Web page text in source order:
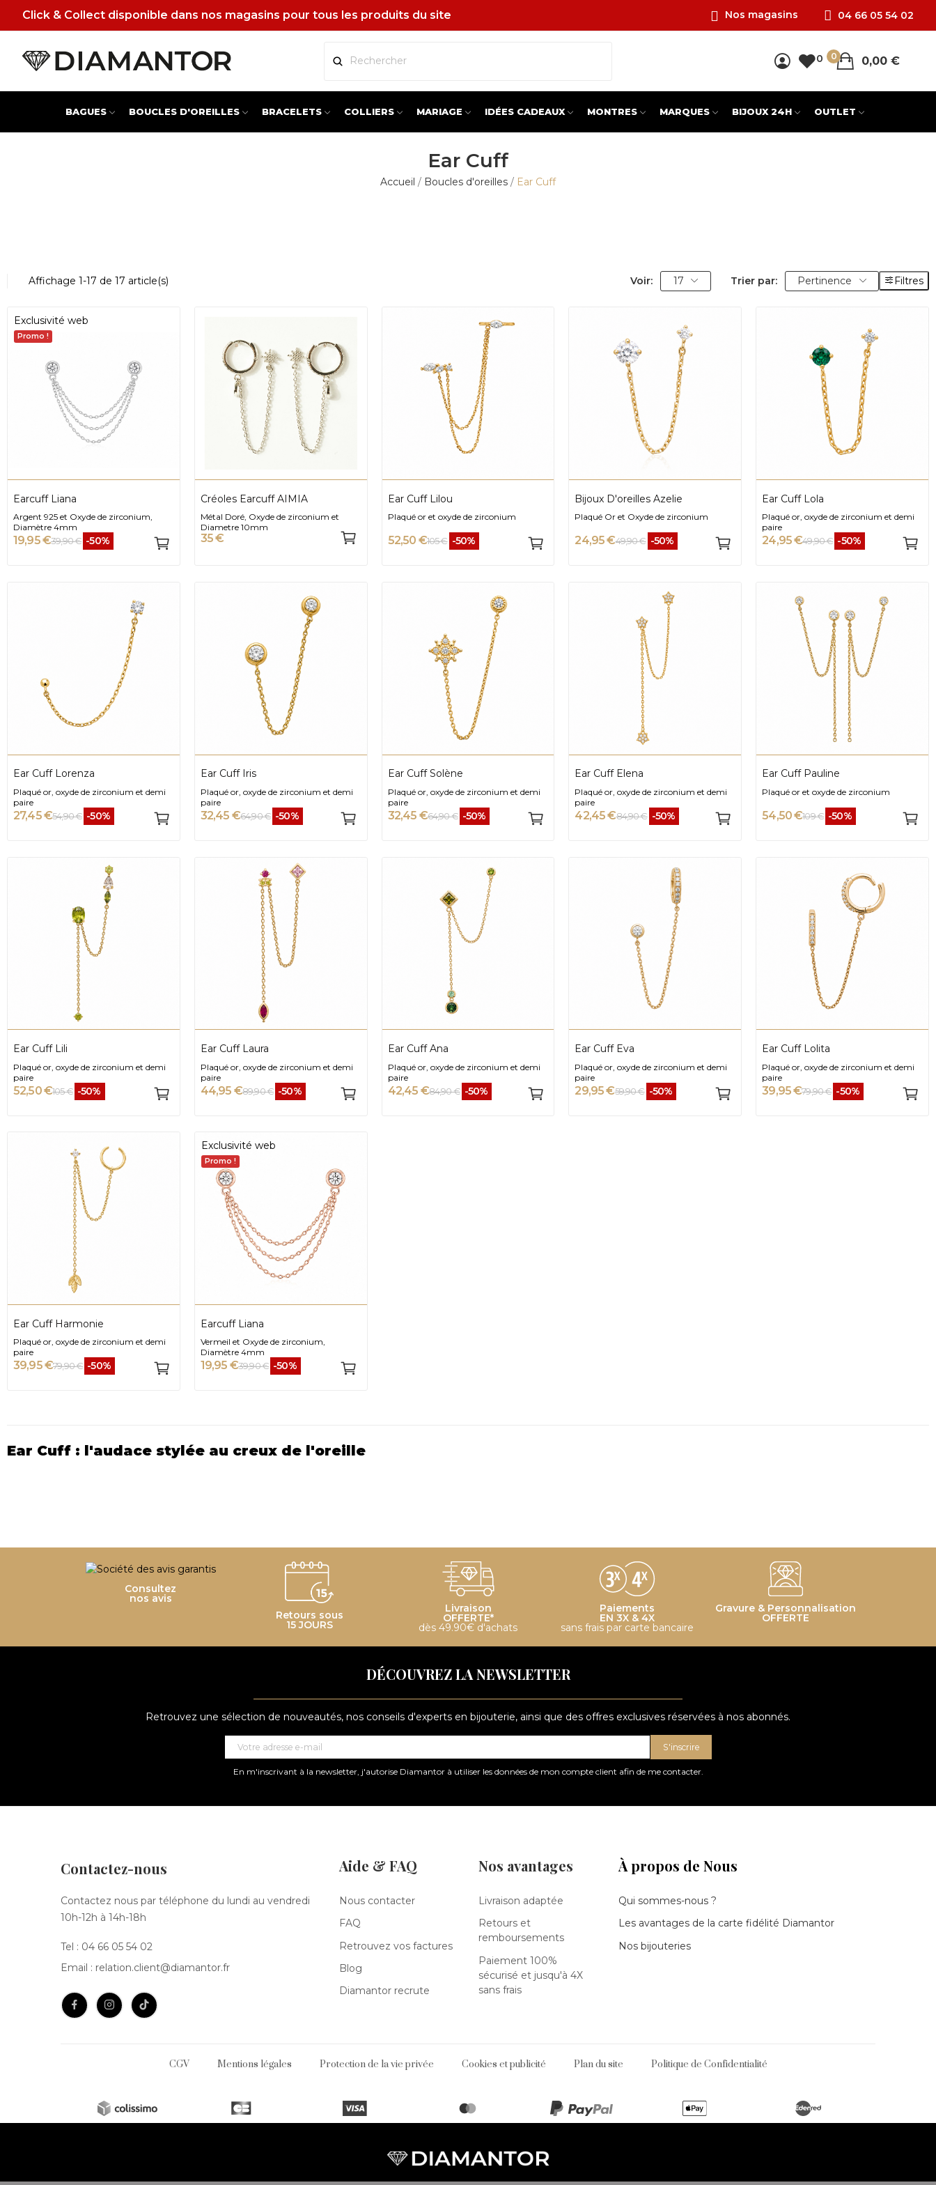
Click & Collect disponible dans nos magasins pour tous les produits du site Nos magasins 04 66 05 54 02
0 0,00 €
0
BAGUES BOUCLES D'OREILLES BRACELETS COLLIERS MARIAGE IDÉES CADEAUX MONTRES MARQUES BIJOUX 24H OUTLET
Ear Cuff
Accueil Boucles d'oreilles Ear Cuff
Affichage 1-17 de 17 article(s) Voir: 17 Trier par: Pertinence Filtres
Exclusivité web
Promo !
Earcuff Liana
Argent 925 et Oxyde de zirconium,
Diamètre 4mm
19,95 €39,90 € -50%
Créoles Earcuff AIMIA
Métal Doré, Oxyde de zirconium et
Diametre 10mm
35 €
Ear Cuff Lilou
Plaqué or et oxyde de zirconium
52,50 €105 € -50%
Bijoux D'oreilles Azelie
Plaqué Or et Oxyde de zirconium
24,95 €49,90 € -50%
Ear Cuff Lola
Plaqué or, oxyde de zirconium et demi
paire
24,95 €49,90 € -50%
Ear Cuff Lorenza
Plaqué or, oxyde de zirconium et demi
paire
27,45 €54,90 € -50%
Ear Cuff Iris
Plaqué or, oxyde de zirconium et demi
paire
32,45 €64,90 € -50%
Ear Cuff Solène
Plaqué or, oxyde de zirconium et demi
paire
32,45 €64,90 € -50%
Ear Cuff Elena
Plaqué or, oxyde de zirconium et demi
paire
42,45 €84,90 € -50%
Ear Cuff Pauline
Plaqué or et oxyde de zirconium
54,50 €109 € -50%
Ear Cuff Lili
Plaqué or, oxyde de zirconium et demi
paire
52,50 €105 € -50%
Ear Cuff Laura
Plaqué or, oxyde de zirconium et demi
paire
44,95 €89,90 € -50%
Ear Cuff Ana
Plaqué or, oxyde de zirconium et demi
paire
42,45 €84,90 € -50%
Ear Cuff Eva
Plaqué or, oxyde de zirconium et demi
paire
29,95 €59,90 € -50%
Ear Cuff Lolita
Plaqué or, oxyde de zirconium et demi
paire
39,95 €79,90 € -50%
Ear Cuff Harmonie
Plaqué or, oxyde de zirconium et demi
paire
39,95 €79,90 € -50%
Exclusivité web
Promo !
Earcuff Liana
Vermeil et Oxyde de zirconium,
Diamètre 4mm
19,95 €39,90 € -50%
Ear Cuff : l'audace stylée au creux de l'oreille
boucles d'oreilles
ear cuffs
L'art de l'accumulation et de l'asymétrie : ear cuff
ear cuffs
Confort optimal : ear cuff
Ear cuffs en argent : ear cuffs
ear cuffs sertis de diamants
Ear cuffs avec pierres fines de couleur :
Consultez
nos avis
Retours sous
15 JOURS
Livraison
OFFERTE*
dès 49.90€ d'achats
Paiements
EN 3X & 4X
sans frais par carte bancaire
Gravure & Personnalisation
OFFERTE
DÉCOUVREZ LA NEWSLETTER
Retrouvez une sélection de nouveautés, nos conseils d'experts en bijouterie, ainsi que des offres exclusives réservées à nos abonnés.
S'inscrire
En m'inscrivant à la newsletter, j'autorise Diamantor à utiliser les données de mon compte client afin de me contacter.
Contactez-nous
Contactez nous par téléphone du lundi au vendredi
10h-12h à 14h-18h
Tel : 04 66 05 54 02
Email : relation.client@diamantor.fr
Aide & FAQ
Nous contacter
FAQ
Retrouvez vos factures
Blog
Diamantor recrute
Nos avantages
Livraison adaptée
Retours et
remboursements
Paiement 100%
sécurisé et jusqu'à 4X
sans frais
À propos de Nous
Qui sommes-nous ?
Les avantages de la carte fidélité Diamantor
Nos bijouteries
CGV Mentions légales Protection de la vie privée Cookies et publicité Plan du site Politique de Confidentialité